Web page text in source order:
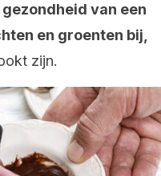
van een
en groenten bij,
zijn.